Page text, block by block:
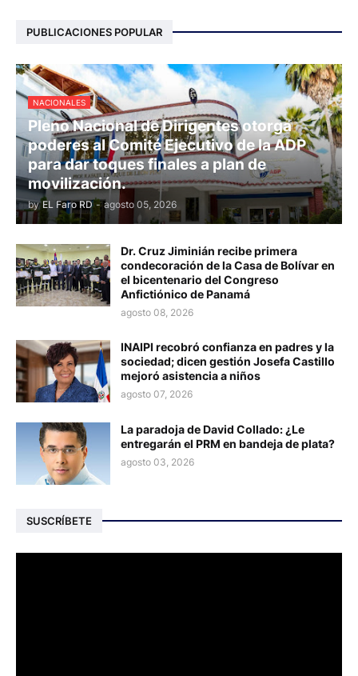
PUBLICACIONES POPULAR
NACIONALES
Pleno Nacional de Dirigentes otorga
poderes al Comité Ejecutivo de la ADP
para dar toques finales a plan de
movilización.
by EL Faro RD - agosto 05, 2026
Dr. Cruz Jiminián recibe primera
condecoración de la Casa de Bolívar en
el bicentenario del Congreso
Anfictiónico de Panamá
agosto 08, 2026
INAIPI recobró confianza en padres y la
sociedad; dicen gestión Josefa Castillo
mejoró asistencia a niños
agosto 07, 2026
La paradoja de David Collado: ¿Le
entregarán el PRM en bandeja de plata?
agosto 03, 2026
SUSCRÍBETE